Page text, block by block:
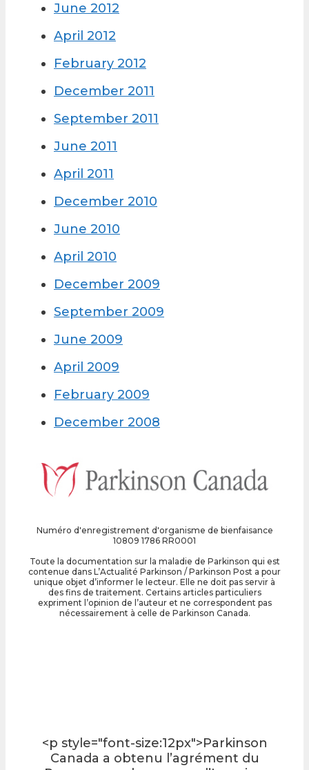
June 2012
April 2012
February 2012
December 2011
September 2011
June 2011
April 2011
December 2010
June 2010
April 2010
December 2009
September 2009
June 2009
April 2009
February 2009
December 2008
Numéro d'enregistrement d'organisme de bienfaisance
10809 1786 RR0001
Toute la documentation sur la maladie de Parkinson qui est
contenue dans L’Actualité Parkinson / Parkinson Post a pour
unique objet d’informer le lecteur. Elle ne doit pas servir à
des fins de traitement. Certains articles particuliers
expriment l’opinion de l’auteur et ne correspondent pas
nécessairement à celle de Parkinson Canada.
<p style="font-size:12px">Parkinson
Canada a obtenu l’agrément du